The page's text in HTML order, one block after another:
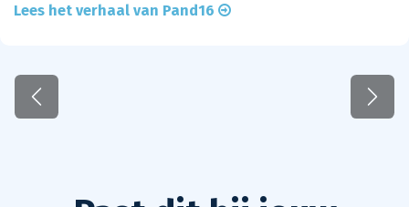
Lees het verhaal van Pand16
Vorige